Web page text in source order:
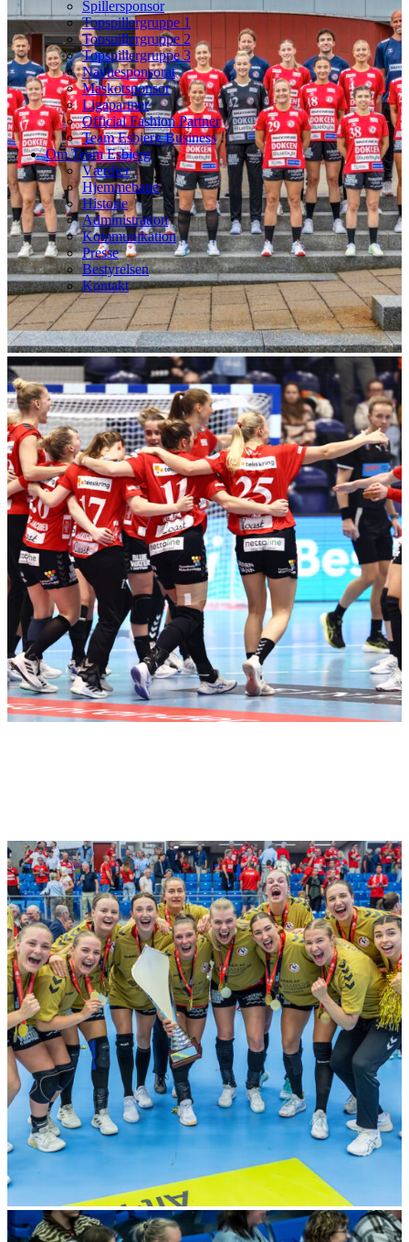
Spillersponsor
Topspillergruppe 1
Topspillergruppe 2
Topspillergruppe 3
Navnesponsorat
Maskotsponsor
Ligapartner
Official Fashion Partner
Team Esbjerg Business
Om Team Esbjerg
Værdier
Hjemmebane
Historie
Administration
Kommunikation
Presse
Bestyrelsen
Kontakt